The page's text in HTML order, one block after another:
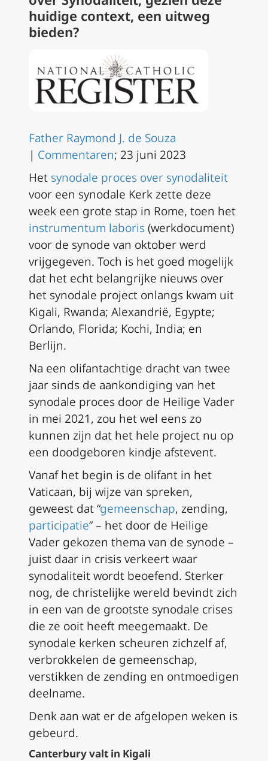
huidige context, een uitweg
bieden?
Father Raymond J. de Souza
| Commentaren; 23 juni 2023
Het synodale proces over synodaliteit
voor een synodale Kerk zette deze
week een grote stap in Rome, toen het
instrumentum laboris (werkdocument)
voor de synode van oktober werd
vrijgegeven. Toch is het goed mogelijk
dat het echt belangrijke nieuws over
het synodale project onlangs kwam uit
Kigali, Rwanda; Alexandrië, Egypte;
Orlando, Florida; Kochi, India; en
Berlijn.
Na een olifantachtige dracht van twee
jaar sinds de aankondiging van het
synodale proces door de Heilige Vader
in mei 2021, zou het wel eens zo
kunnen zijn dat het hele project nu op
een doodgeboren kindje afstevent.
Vanaf het begin is de olifant in het
Vaticaan, bij wijze van spreken,
geweest dat “gemeenschap, zending,
participatie” – het door de Heilige
Vader gekozen thema van de synode –
juist daar in crisis verkeert waar
synodaliteit wordt beoefend. Sterker
nog, de christelijke wereld bevindt zich
in een van de grootste synodale crises
die ze ooit heeft meegemaakt. De
synodale kerken scheuren zichzelf af,
verbrokkelen de gemeenschap,
verstikken de zending en ontmoedigen
deelname.
Denk aan wat er de afgelopen weken is
gebeurd.
Canterbury valt in Kigali